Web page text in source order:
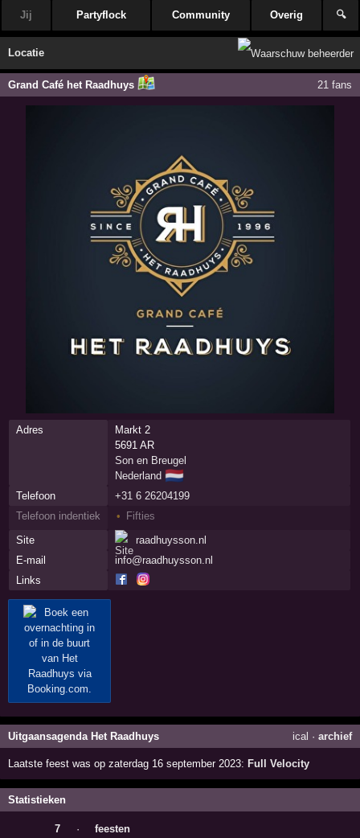
Jij Partyflock Community Overig 🔍
Locatie
Grand Café het Raadhuys 21 fans
Adres
Markt 2
5691 AR
Son en Breugel
Nederland 🇳🇱
Telefoon
+31 6 26204199
Telefoon indentiek
Fifties
Site
raadhuysson.nl
E-mail
info@raadhuysson.nl
Links
Uitgaansagenda Het Raadhuys ical · archief
Laatste feest was op zaterdag 16 september 2023: Full Velocity
Statistieken
7 ·
feesten